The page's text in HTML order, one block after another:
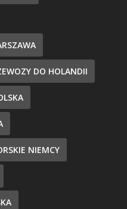
DO HOLANDII
NIEMCY